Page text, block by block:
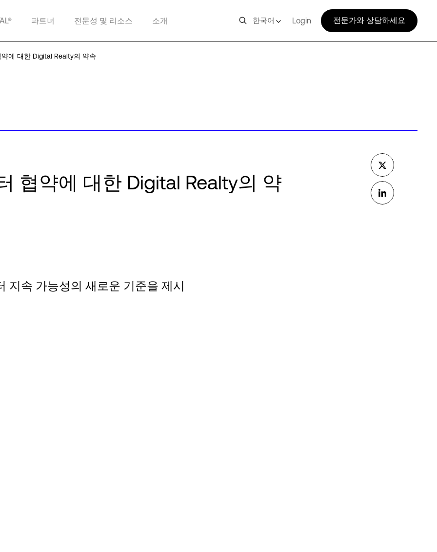
파트너 전문성 및 리소스 소개 한국어 Login 전문가와 상담하세요
에 대한 Digital Realty의 약속
협약에 대한 Digital Realty의 약
지속 가능성의 새로운 기준을 제시